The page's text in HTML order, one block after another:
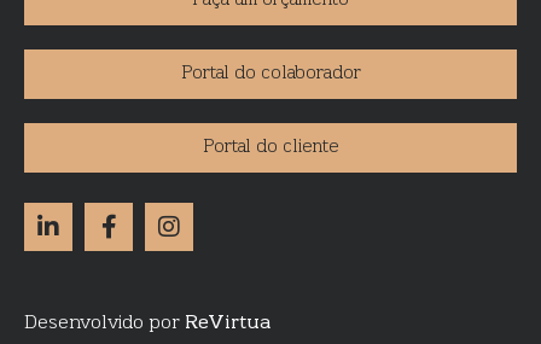
Portal do colaborador
Portal do cliente
Desenvolvido por ReVirtua